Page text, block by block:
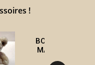
!
BOUGIE DE
MASSAGE